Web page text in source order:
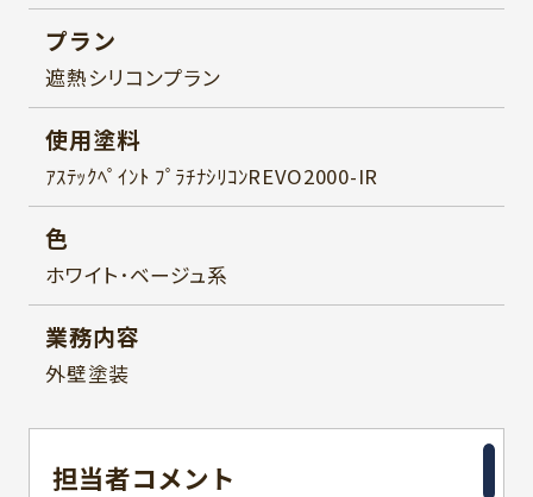
プラン
遮熱シリコンプラン
使用塗料
ｱｽﾃｯｸﾍﾟｲﾝﾄ ﾌﾟﾗﾁﾅｼﾘｺﾝREVO2000-IR
色
ホワイト･ベージュ系
業務内容
外壁塗装
担当者コメント